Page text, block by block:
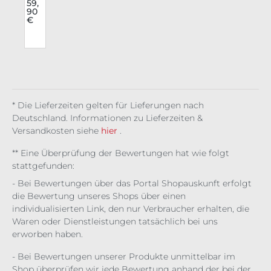
Lon
gsl
e
59,
90
€
* Die Lieferzeiten gelten für Lieferungen nach
Deutschland. Informationen zu Lieferzeiten &
Versandkosten siehe hier .
** Eine Überprüfung der Bewertungen hat wie folgt
stattgefunden:
- Bei Bewertungen über das Portal Shopauskunft erfolgt
die Bewertung unseres Shops über einen
individualisierten Link, den nur Verbraucher erhalten, die
Waren oder Dienstleistungen tatsächlich bei uns
erworben haben.
- Bei Bewertungen unserer Produkte unmittelbar im